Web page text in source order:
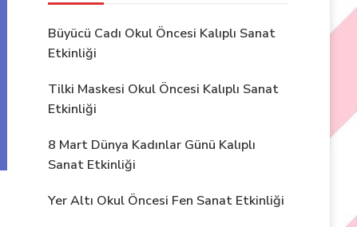
Büyücü Cadı Okul Öncesi Kalıplı Sanat
Etkinliği
Tilki Maskesi Okul Öncesi Kalıplı Sanat
Etkinliği
8 Mart Dünya Kadınlar Günü Kalıplı
Sanat Etkinliği
Yer Altı Okul Öncesi Fen Sanat Etkinliği